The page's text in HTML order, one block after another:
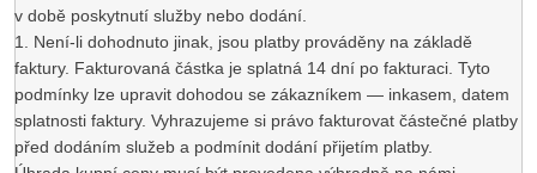
v době poskytnutí služby nebo dodání.
1. Není-li dohodnuto jinak, jsou platby prováděny na základě
faktury. Fakturovaná částka je splatná 14 dní po fakturaci. Tyto
podmínky lze upravit dohodou se zákazníkem — inkasem, datem
splatnosti faktury. Vyhrazujeme si právo fakturovat částečné platby
před dodáním služeb a podmínit dodání přijetím platby.